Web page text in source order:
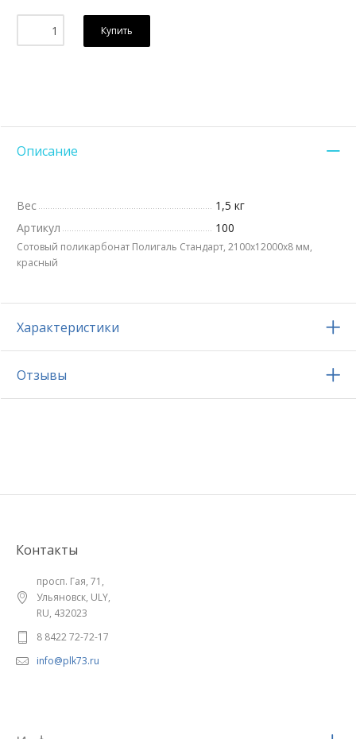
Купить
Описание
Вес
1,5 кг
Артикул
100
Сотовый поликарбонат Полигаль Стандарт, 2100х12000x8 мм,
красный
Характеристики
Отзывы
Контакты
просп. Гая, 71,
Ульяновск, ULY,
RU, 432023
8 8422 72-72-17
info@plk73.ru